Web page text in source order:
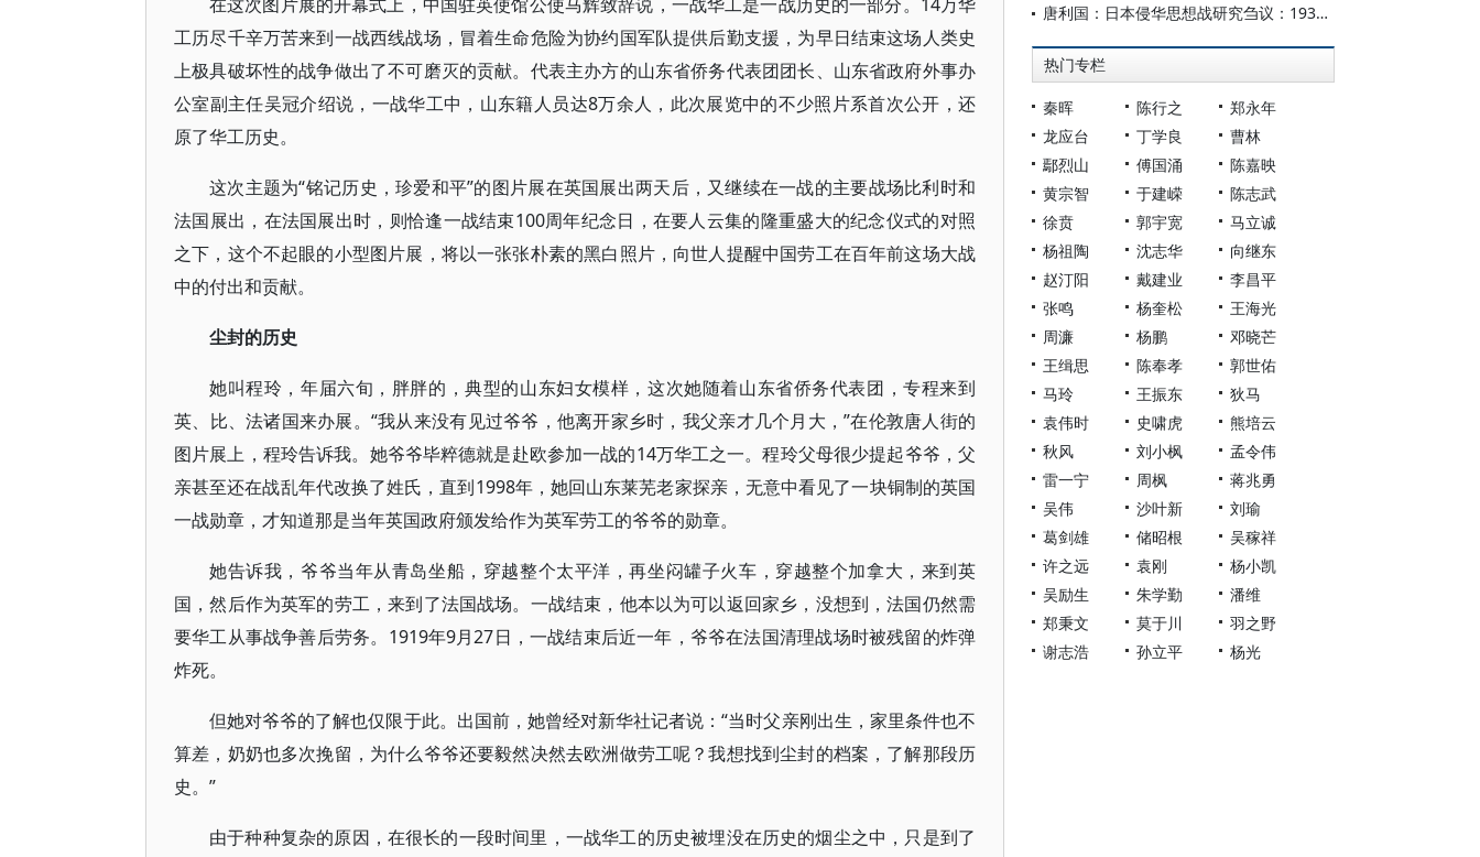
工历尽千辛万苦来到一战西线战场，冒着生命危险为协约国军队提供后勤支援，为早日结束这场人类史
上极具破坏性的战争做出了不可磨灭的贡献。代表主办方的山东省侨务代表团团长、山东省政府外事办
公室副主任吴冠介绍说，一战华工中，山东籍人员达8万余人，此次展览中的不少照片系首次公开，还
原了华工历史。
这次主题为“铭记历史，珍爱和平”的图片展在英国展出两天后，又继续在一战的主要战场比利时和
法国展出，在法国展出时，则恰逢一战结束100周年纪念日，在要人云集的隆重盛大的纪念仪式的对照
之下，这个不起眼的小型图片展，将以一张张朴素的黑白照片，向世人提醒中国劳工在百年前这场大战
中的付出和贡献。
尘封的历史
她叫程玲，年届六旬，胖胖的，典型的山东妇女模样，这次她随着山东省侨务代表团，专程来到
英、比、法诸国来办展。“我从来没有见过爷爷，他离开家乡时，我父亲才几个月大，”在伦敦唐人街的
图片展上，程玲告诉我。她爷爷毕粹德就是赴欧参加一战的14万华工之一。程玲父母很少提起爷爷，父
亲甚至还在战乱年代改换了姓氏，直到1998年，她回山东莱芜老家探亲，无意中看见了一块铜制的英国
一战勋章，才知道那是当年英国政府颁发给作为英军劳工的爷爷的勋章。
她告诉我，爷爷当年从青岛坐船，穿越整个太平洋，再坐闷罐子火车，穿越整个加拿大，来到英
国，然后作为英军的劳工，来到了法国战场。一战结束，他本以为可以返回家乡，没想到，法国仍然需
要华工从事战争善后劳务。1919年9月27日，一战结束后近一年，爷爷在法国清理战场时被残留的炸弹
炸死。
但她对爷爷的了解也仅限于此。出国前，她曾经对新华社记者说：“当时父亲刚出生，家里条件也不
算差，奶奶也多次挽留，为什么爷爷还要毅然决然去欧洲做劳工呢？我想找到尘封的档案，了解那段历
史。”
由于种种复杂的原因，在很长的一段时间里，一战华工的历史被埋没在历史的烟尘之中，只是到了
唐利国：日本侵华思想战研究刍议：1931-1945
热门专栏
秦晖 陈行之
郑永年
龙应台
丁学良
曹林
鄢烈山
傅国涌
陈嘉映
黄宗智
于建嵘
陈志武
徐贲
郭宇宽
马立诚
杨祖陶
沈志华
向继东
赵汀阳
戴建业
李昌平
张鸣
杨奎松
王海光
周濂
杨鹏
邓晓芒
王缉思
陈奉孝
郭世佑
马玲
王振东
狄马
袁伟时
史啸虎
熊培云
秋风
刘小枫
孟令伟
雷一宁
周枫
蒋兆勇
吴伟
沙叶新
刘瑜
葛剑雄
储昭根
吴稼祥
许之远
袁刚
杨小凯
吴励生
朱学勤
潘维
郑秉文
莫于川
羽之野
谢志浩
孙立平 杨光